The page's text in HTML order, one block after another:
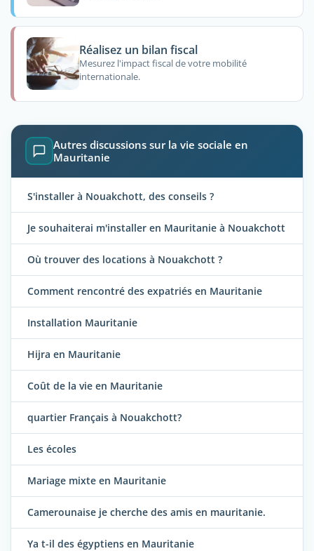
Réalisez un bilan fiscal
Mesurez l'impact fiscal de votre mobilité
internationale.
Autres discussions sur la vie sociale en
Mauritanie
S'installer à Nouakchott, des conseils ?
Je souhaiterai m'installer en Mauritanie à Nouakchott
Où trouver des locations à Nouakchott ?
Comment rencontré des expatriés en Mauritanie
Installation Mauritanie
Hijra en Mauritanie
Coût de la vie en Mauritanie
quartier Français à Nouakchott?
Les écoles
Mariage mixte en Mauritanie
Camerounaise je cherche des amis en mauritanie.
Ya t-il des égyptiens en Mauritanie